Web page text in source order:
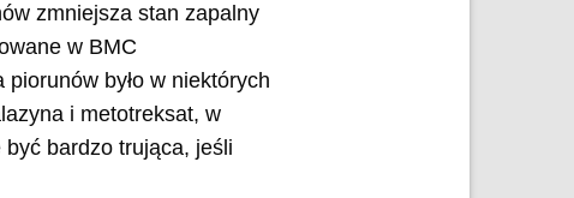
zmniejsza stan zapalny
w BMC
było w niektórych
i metotreksat, w
bardzo trująca, jeśli